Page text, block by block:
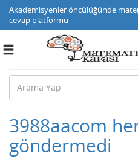
Akademisyenler öncülüğünde
cevap platformu
Toggle
3988aacom
göndermedi